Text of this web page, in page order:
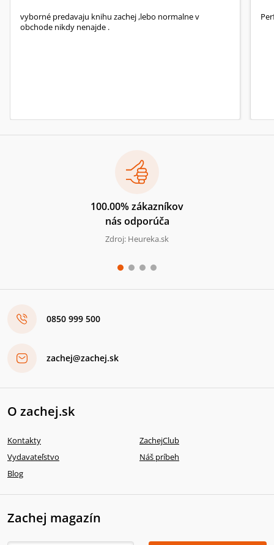
vyborné predavaju knihu zachej ,lebo normalne v
obchode nikdy nenajde .
100.00% zákazníkov
nás odporúča
Zdroj: Heureka.sk
0850 999 500
zachej@zachej.sk
O zachej.sk
Kontakty
ZachejClub
Vydavateľstvo
Náš príbeh
Blog
Zachej magazín